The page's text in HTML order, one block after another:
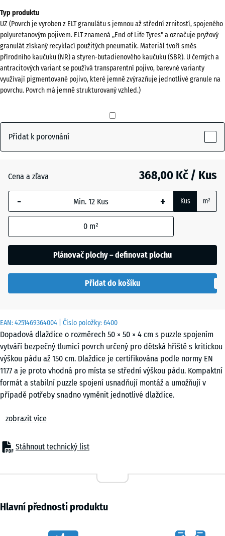
EAN:4251469364004 | Číslo položky:6400
Dopadová dlaždice o rozměrech 50 × 50 × 4 cm s puzzle spojením
vytváří bezpečný tlumicí povrch určený pro dětská hřiště s kritickou
výškou pádu až 150 cm. Dlaždice je certifikována podle normy EN
1177 a je proto vhodná pro místa se střední výškou pádu. Kompaktní
formát a stabilní puzzle spojení usnadňují montáž a umožňují v
případě potřeby snadno vyměnit jednotlivé dlaždice.
Dopadová dlaždice o tloušťce 4 cm se používá všude tam, kde je
použití jsou herní prvky se střední výškou, například klasické
skluzavky, pružinová houpadla, balanční prvky, menší prolézačky
veřejných i soukromých dětských hřištích.
Dlaždice je vyrobena z pryžového granulátu ELT spojeného
polyuretanovým pojivem. ELT znamená „End of Life Tyres“ a označuje
zobrazit více
Stáhnout technický list
Zobrazit
paletu
barev
Břidlicová
šedá(active)
Antracit - 12,00 Kč
zelená
+ 12,00 Kč
Typ produktu
UZ (Povrch je vyroben z ELT granulátu s jemnou až střední zrnitostí, spojeného
polyuretanovým pojivem. ELT znamená „End of Life Tyres" a označuje pryžový
granulát získaný recyklací použitých pneumatik. Materiál tvoří směs
přírodního kaučuku (NR) a styren-butadienového kaučuku (SBR). U černých a
antracitových variant se používá transparentní pojivo, barevné varianty
využívají pigmentované pojivo, které jemně zvýrazňuje jednotlivé granule na
povrchu. Povrch má jemně strukturovaný vzhled.)
Přidat k porovnání
Cena a zľava 368,00 Kč / Kus
- + Kus m²
0 m²
Plánovač plochy – definovat plochu
Přidat do košíku
Hlavní přednosti produktu